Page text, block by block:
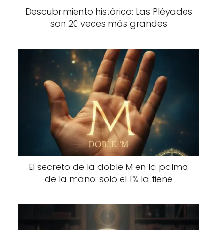
Descubrimiento histórico: Las Pléyades
son 20 veces más grandes
El secreto de la doble M en la palma
de la mano: solo el 1% la tiene